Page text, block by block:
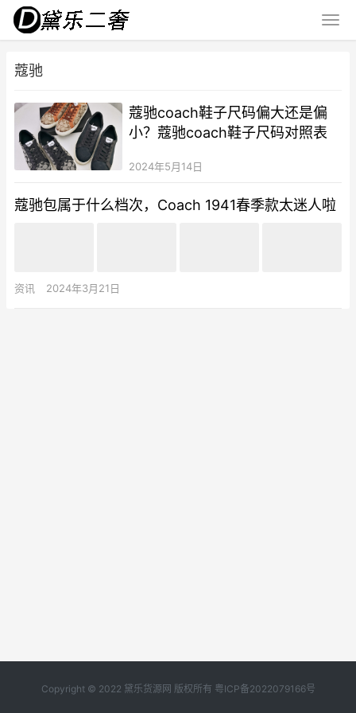
蔻驰
蔻驰coach鞋子尺码偏大还是偏
小？蔻驰coach鞋子尺码对照表
2024年5月14日
蔻驰包属于什么档次，Coach 1941春季款太迷人啦
资讯 2024年3月21日
Copyright © 2022 黛乐货源网 版权所有 粤ICP备2022079166号